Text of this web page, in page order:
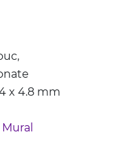
x 4.8 mm